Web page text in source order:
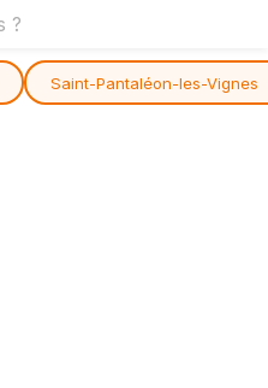
Saint-Pantaléon-les-Vignes